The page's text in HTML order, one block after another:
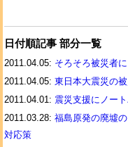
日付順記事 部分一覧
2011.04.05: そろそろ被災者
2011.04.05: 東日本大震災の
2011.04.01: 震災支援にノー
2011.03.28: 福島原発の廃墟
対応策